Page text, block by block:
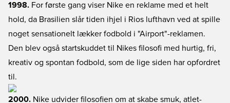
1998. For første gang viser Nike en reklame med et helt
hold, da Brasilien slår tiden ihjel i Rios lufthavn ved at spille
noget sensationelt lækker fodbold i "Airport"-reklamen.
Den blev også startskuddet til Nikes filosofi med hurtig, fri,
kreativ og spontan fodbold, som de lige siden har opfordret
til.
2000. Nike udvider filosofien om at skabe smuk, atlet-